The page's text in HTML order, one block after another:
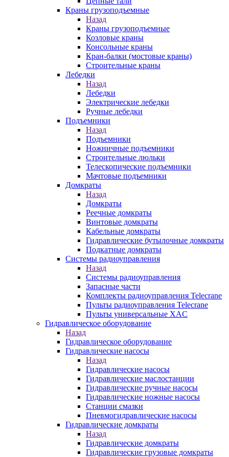
Краны грузоподъемные
Назад
Краны грузоподъемные
Козловые краны
Консольные краны
Кран-балки (мостовые краны)
Строительные краны
Лебедки
Назад
Лебедки
Электрические лебедки
Ручные лебедки
Подъемники
Назад
Подъемники
Ножничные подъемники
Строительные люльки
Телескопические подъемники
Мачтовые подъемники
Домкраты
Назад
Домкраты
Реечные домкраты
Винтовые домкраты
Кабельные домкраты
Гидравлические бутылочные домкраты
Подкатные домкраты
Системы радиоуправления
Назад
Системы радиоуправления
Запасные части
Комплекты радиоуправления Telecrane
Пульты радиоуправления Telecrane
Пульты универсальные XAC
Гидравлическое оборудование
Назад
Гидравлическое оборудование
Гидравлические насосы
Назад
Гидравлические насосы
Гидравлические маслостанции
Гидравлические ручные насосы
Гидравлические ножные насосы
Станции смазки
Пневмогидравлические насосы
Гидравлические домкраты
Назад
Гидравлические домкраты
Гидравлические грузовые домкраты